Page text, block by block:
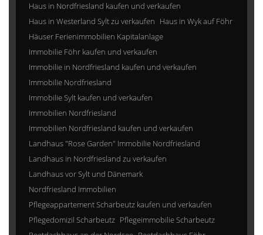
Haus in Nordfriesland kaufen und verkaufen
Haus in Westerland Sylt zu verkaufen Haus in Wyk auf Föhr
Häuser Ferienimmobilien Kapitalanlage
Immobilie Föhr kaufen und verkaufen
Immobilie in Nordfriesland kaufen und verkaufen
Immobilie Nordfriesland
Immobilie Sylt kaufen und verkaufen
Immobilien Nordfriesland
Immobilien Nordfriesland kaufen und verkaufen
Landhaus "Rose Garden" Immobilie Nordfriesland
Landhaus in Nordfriesland zu verkaufen
Landhaus vor Sylt und Dänemark
Nordfriesland Immobilien
Pflegeappartement Scharbeutz kaufen und verkaufen
Pflegedomizil Scharbeutz Pflegeimmobilie Scharbeutz